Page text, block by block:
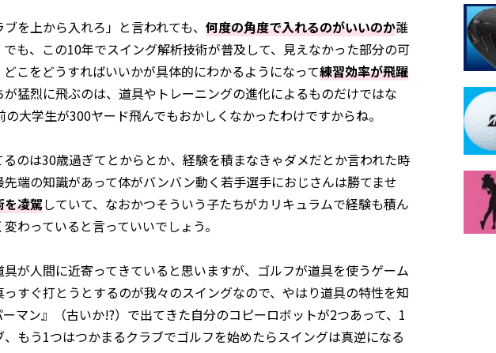
を上から入れろ」と言われても、 何度の角度で入れるのがいいのか誰
も、この10年でスイング解析技術が普及して、見えなかった部分の可
こをどうすればいいかが具体的にわかるようになって練習効率が飛躍
が猛烈に飛ぶのは、道具やトレーニングの進化によるものだけではな
大学生が300ヤード飛んでもおかしくなかったわけですからね。
のは30歳過ぎてとからとか、経験を積まなきゃダメだとか言われた時
端の知識があって体がバンバン動く若手選手におじさんは勝てませ
を凌駕していて、なおかつそういう子たちがカリキュラムで経験も積ん
わっていると言っていいでしょう。
が人間に近寄ってきていると思いますが、ゴルフが道具を使うゲーム
すぐ打とうとするのが我々のスイングなので、やはり道具の特性を知
マン』（古いか!?）で出てきた自分のコピーロボットが2つあって、1
もう1つはつかまるクラブでゴルフを始めたらスイングは真逆になる